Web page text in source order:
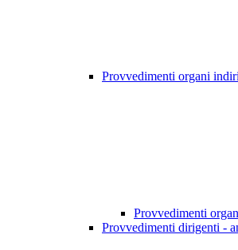
Provvedimenti organi
Provvedimenti
Provvedimenti dirigenti -